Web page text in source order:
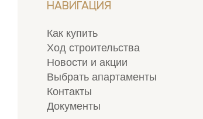
НАВИГАЦИЯ
Как купить
Ход строительства
Новости и акции
Выбрать апартаменты
Контакты
Документы